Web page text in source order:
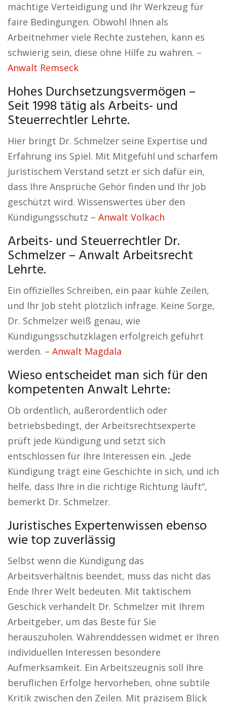
mächtige Verteidigung und Ihr Werkzeug für
faire Bedingungen. Obwohl Ihnen als
Arbeitnehmer viele Rechte zustehen, kann es
schwierig sein, diese ohne Hilfe zu wahren. –
Anwalt Remseck
Hohes Durchsetzungsvermögen –
Seit 1998 tätig als Arbeits- und
Steuerrechtler Lehrte.
Hier bringt Dr. Schmelzer seine Expertise und
Erfahrung ins Spiel. Mit Mitgefühl und scharfem
juristischem Verstand setzt er sich dafür ein,
dass Ihre Ansprüche Gehör finden und Ihr Job
geschützt wird. Wissenswertes über den
Kündigungsschutz – Anwalt Volkach
Arbeits- und Steuerrechtler Dr.
Schmelzer – Anwalt Arbeitsrecht
Lehrte.
Ein offizielles Schreiben, ein paar kühle Zeilen,
und Ihr Job steht plötzlich infrage. Keine Sorge,
Dr. Schmelzer weiß genau, wie
Kündigungsschutzklagen erfolgreich geführt
werden. – Anwalt Magdala
Wieso entscheidet man sich für den
kompetenten Anwalt Lehrte:
Ob ordentlich, außerordentlich oder
betriebsbedingt, der Arbeitsrechtsexperte
prüft jede Kündigung und setzt sich
entschlossen für Ihre Interessen ein. „Jede
Kündigung trägt eine Geschichte in sich, und ich
helfe, dass Ihre in die richtige Richtung läuft“,
bemerkt Dr. Schmelzer.
Juristisches Expertenwissen ebenso
wie top zuverlässig
Selbst wenn die Kündigung das
Arbeitsverhältnis beendet, muss das nicht das
Ende Ihrer Welt bedeuten. Mit taktischem
Geschick verhandelt Dr. Schmelzer mit Ihrem
Arbeitgeber, um das Beste für Sie
herauszuholen. Währenddessen widmet er Ihren
individuellen Interessen besondere
Aufmerksamkeit. Ein Arbeitszeugnis soll Ihre
beruflichen Erfolge hervorheben, ohne subtile
Kritik zwischen den Zeilen. Mit präzisem Blick